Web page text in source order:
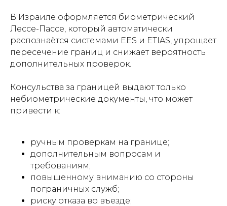
В Израиле оформляется биометрический
Лессе-Пассе, который автоматически
распознаётся системами EES и ETIAS, упрощает
пересечение границ и снижает вероятность
дополнительных проверок.
Консульства за границей выдают только
небиометрические документы, что может
привести к:
ручным проверкам на границе;
дополнительным вопросам и
требованиям;
повышенному вниманию со стороны
пограничных служб;
риску отказа во въезде;